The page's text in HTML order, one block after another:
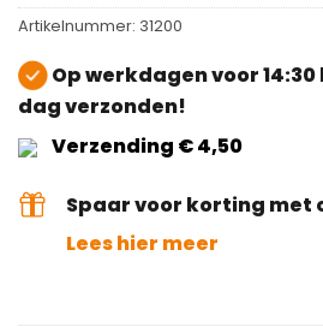
Artikelnummer: 31200
Op werkdagen voor
dag verzonden!
Verzending € 4,50
Spaar voor korting met
Lees hier meer